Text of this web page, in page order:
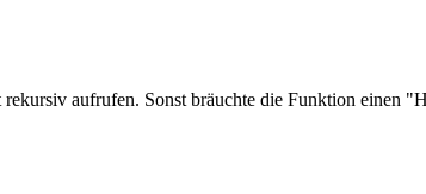
aufrufen. Sonst bräuchte die Funktion einen